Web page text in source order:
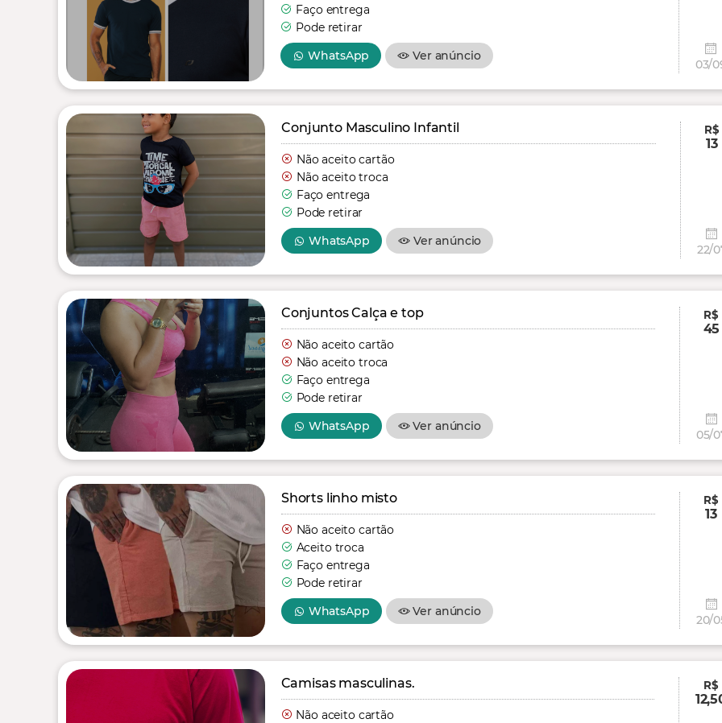
Faço entrega
Pode retirar
WhatsApp
Ver anúncio
03/
Conjunto Masculino Infantil
Não aceito cartão
Não aceito troca
Faço entrega
Pode retirar
WhatsApp
Ver anúncio
R$
13
22/
Conjuntos Calça e top
Não aceito cartão
Não aceito troca
Faço entrega
Pode retirar
WhatsApp
Ver anúncio
R$
45
05/
Shorts linho misto
Não aceito cartão
Aceito troca
Faço entrega
Pode retirar
WhatsApp
Ver anúncio
R$
13
20/
Camisas masculinas.
Não aceito cartão
R$